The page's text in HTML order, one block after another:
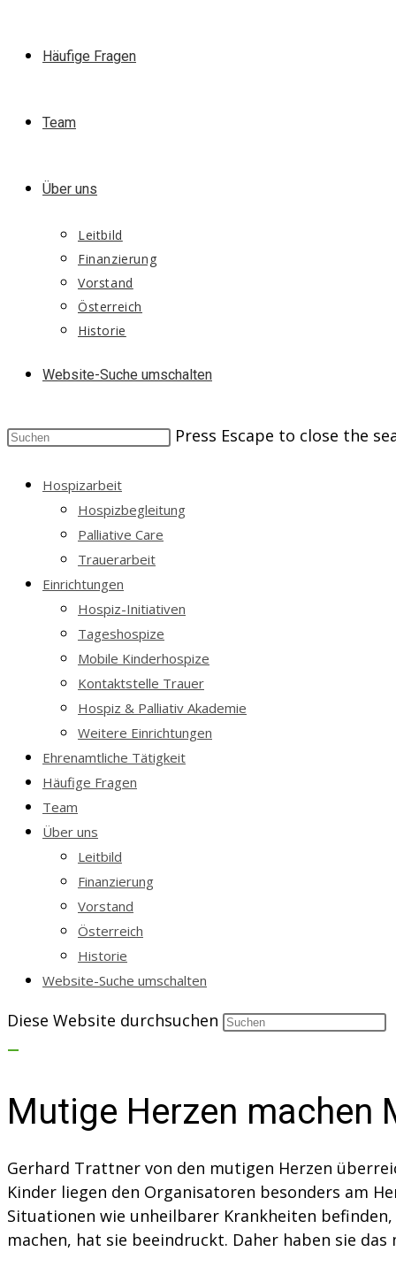
Häufige Fragen
Team
Über uns
Leitbild
Finanzierung
Vorstand
Österreich
Historie
Website-Suche umschalten
Press Escape to close the
Hospizarbeit
Hospizbegleitung
Palliative Care
Trauerarbeit
Einrichtungen
Hospiz-Initiativen
Tageshospize
Mobile Kinderhospize
Kontaktstelle Trauer
Hospiz & Palliativ Akademie
Weitere Einrichtungen
Ehrenamtliche Tätigkeit
Häufige Fragen
Team
Über uns
Leitbild
Finanzierung
Vorstand
Österreich
Historie
Website-Suche umschalten
Diese Website durchsuchen
Mutige Herzen machen
Gerhard Trattner von den mutigen Herzen
Kinder liegen den Organisatoren besonders am
Situationen wie unheilbarer Krankheiten
machen, hat sie beeindruckt. Daher haben sie